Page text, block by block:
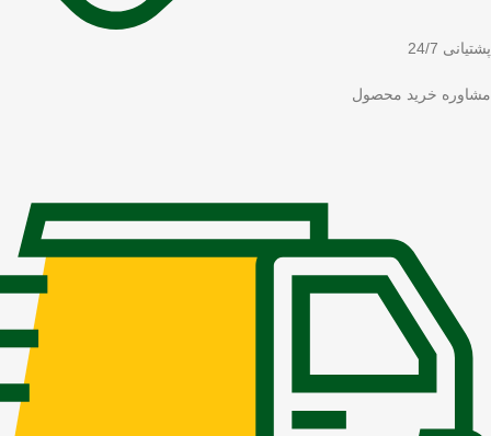
پشتیانی 24/7
مشاوره خرید محصول